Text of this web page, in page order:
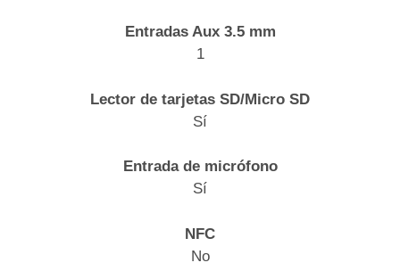
Entradas Aux 3.5 mm
1
Lector de tarjetas SD/Micro SD
Sí
Entrada de micrófono
Sí
NFC
No